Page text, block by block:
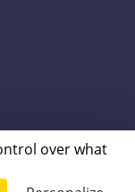
over what